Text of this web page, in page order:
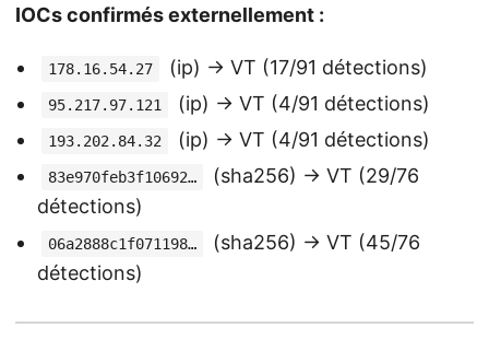
IOCs confirmés externellement :
178.16.54.27 (ip) → VT (17/91 détections)
95.217.97.121 (ip) → VT (4/91 détections)
193.202.84.32 (ip) → VT (4/91 détections)
83e970feb3f10692…
(sha256) → VT (29/76
détections)
06a2888c1f071198…
(sha256) → VT (45/76
détections)